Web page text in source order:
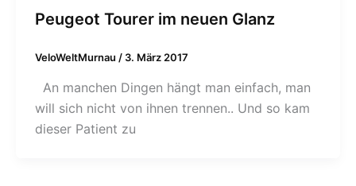
Peugeot Tourer im neuen Glanz
VeloWeltMurnau / 3. März 2017
An manchen Dingen hängt man einfach, man
will sich nicht von ihnen trennen.. Und so kam
dieser Patient zu